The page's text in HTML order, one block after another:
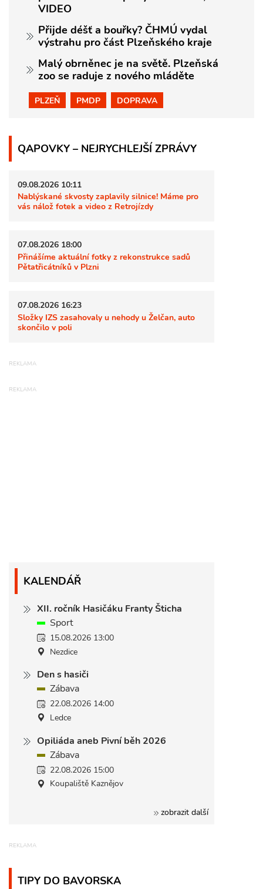
VIDEO
Přijde déšť a bouřky? ČHMÚ vydal
výstrahu pro část Plzeňského kraje
Malý obrněnec je na světě. Plzeňská
zoo se raduje z nového mláděte
PLZEŇ PMDP DOPRAVA
QAPOVKY – NEJRYCHLEJŠÍ ZPRÁVY
09.08.2026 10:11
Nablýskané skvosty zaplavily silnice! Máme pro
vás nálož fotek a video z Retrojízdy
07.08.2026 18:00
Přinášíme aktuální fotky z rekonstrukce sadů
Pětatřicátníků v Plzni
07.08.2026 16:23
Složky IZS zasahovaly u nehody u Želčan, auto
skončilo v poli
KALENDÁŘ
XII. ročník Hasičáku Franty Šticha
Sport
15.08.2026 13:00
Nezdice
Den s hasiči
Zábava
22.08.2026 14:00
Ledce
Opiliáda aneb Pivní běh 2026
Zábava
22.08.2026 15:00
Koupaliště Kaznějov
zobrazit další
TIPY DO BAVORSKA